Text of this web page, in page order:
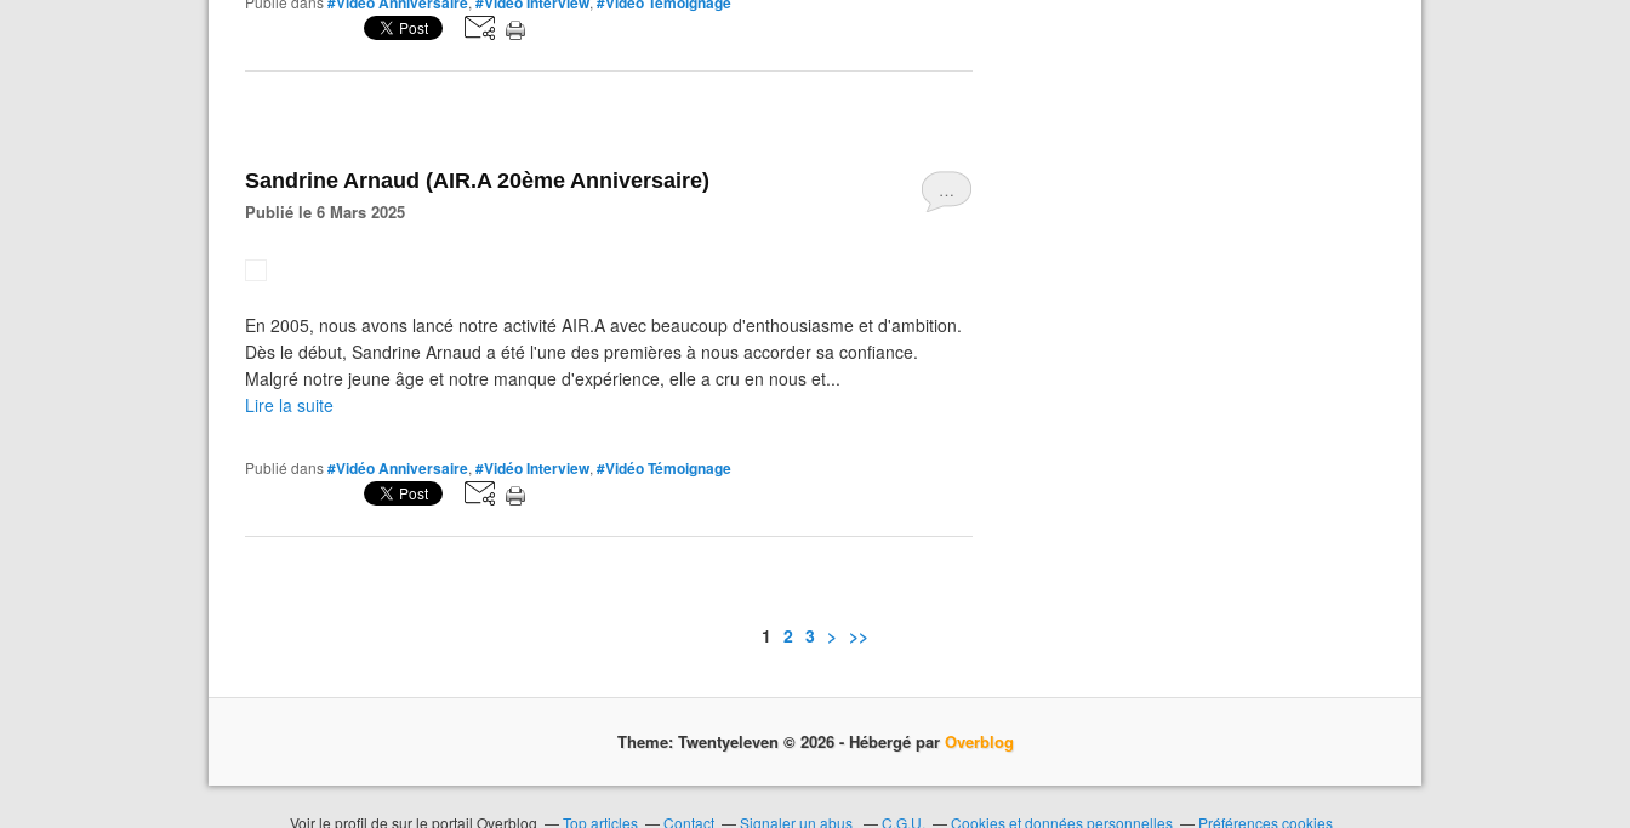
…
Sandrine Arnaud (AIR.A 20ème Anniversaire)
Publié le 6 Mars 2025
En 2005, nous avons lancé notre activité AIR.A avec beaucoup d'enthousiasme et d'ambition.
Dès le début, Sandrine Arnaud a été l'une des premières à nous accorder sa confiance.
Malgré notre jeune âge et notre manque d'expérience, elle a cru en nous et...
Lire la suite
Publié dans#Vidéo Anniversaire, #Vidéo Interview, #Vidéo Témoignage
1 2 3 > >>
Theme: Twentyeleven © 2026 - Hébergé par Overblog
Voir le profil de sur le portail Overblog Top articles Contact Signaler un abus C.G.U. Cookies et données personnelles Préférences cookies